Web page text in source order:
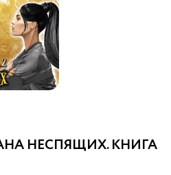
НЕСПЯЩИХ. КНИГА